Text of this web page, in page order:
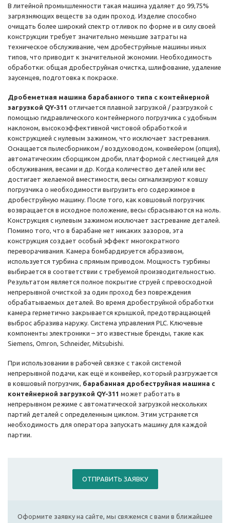
В литейной промышленности такая машина удаляет до 99,75%
загрязняющих веществ за один проход. Изделие способно
очищать более широкий спектр отливок по форме и в силу своей
конструкции требует значительно меньшие затраты на
техническое обслуживание, чем дробеструйные машины иных
типов, что приводит к значительной экономии. Необходимость
обработки: общая дробеструйная очистка, шлифование, удаление
заусенцев, подготовка к покраске.
Дробеметная машина барабанного типа с контейнерной
загрузкой QY-311 отличается плавной загрузкой / разгрузкой с
помощью гидравлического контейнерного погрузчика с удобным
наклоном, высокоэффективной чистовой обработкой и
конструкцией с нулевым зажимом, что исключает застревания.
Оснащается пылесборником / воздуховодом, конвейером (опция),
автоматическим сборщиком дроби, платформой с лестницей для
обслуживания, весами и др. Когда количество деталей или вес
достигает желаемой вместимости, весы сигнализируют ковшу
погрузчика о необходимости выгрузить его содержимое в
дробеструйную машину. После того, как ковшовый погрузчик
возвращается в исходное положение, весы сбрасываются на ноль.
Конструкция с нулевым зажимом исключает застревание деталей.
Помимо того, что в барабане нет никаких зазоров, эта
конструкция создает особый эффект многократного
переворачивания. Камера бомбардируется абразивом,
используется турбина с прямым приводом. Мощность турбины
выбирается в соответствии с требуемой производительностью.
Результатом является полное покрытие струей с превосходной
непрерывной очисткой за один проход без повреждения
обрабатываемых деталей. Во время дробеструйной обработки
камера герметично закрывается крышкой, предотвращающей
выброс абразива наружу. Система управления PLC. Ключевые
компоненты электроники – это известные бренды, такие как
Siemens, Omron, Schneider, Mitsubishi.
При использовании в рабочей связке с такой системой
непрерывной подачи, как ещё и конвейер, который разгружается
в ковшовый погрузчик, барабанная дробеструйная машина с
контейнерной загрузкой QY-311 может работать в
непрерывном режиме с автоматической загрузкой нескольких
партий деталей с определенным циклом. Этим устраняется
необходимость для оператора запускать машину для каждой
партии.
ОТПРАВИТЬ ЗАЯВКУ
Оформите заявку на сайте, мы свяжемся с вами в ближайшее